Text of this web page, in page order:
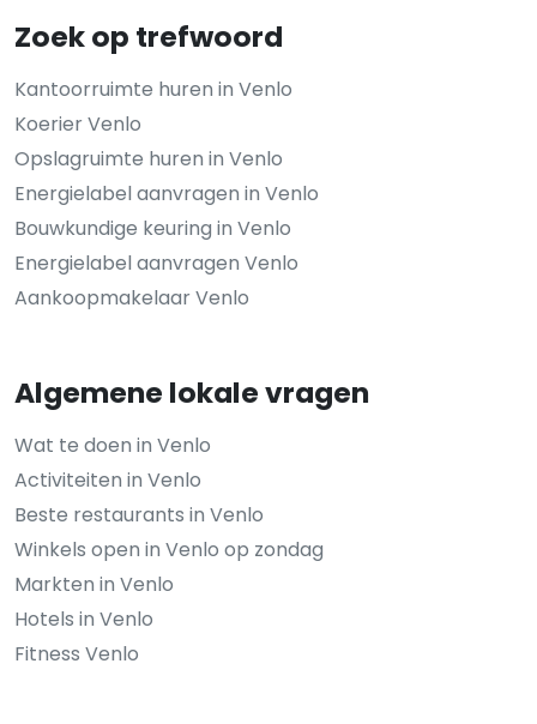
Zoek op trefwoord
Kantoorruimte huren in Venlo
Koerier Venlo
Opslagruimte huren in Venlo
Energielabel aanvragen in Venlo
Bouwkundige keuring in Venlo
Energielabel aanvragen Venlo
Aankoopmakelaar Venlo
Algemene lokale vragen
Wat te doen in Venlo
Activiteiten in Venlo
Beste restaurants in Venlo
Winkels open in Venlo op zondag
Markten in Venlo
Hotels in Venlo
Fitness Venlo